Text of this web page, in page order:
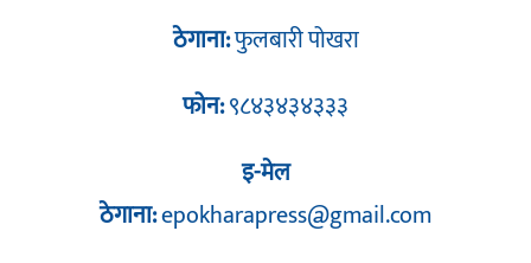
ठेगाना:फुलबारी पोखरा
फोन:९८४३४३४३३३
इ-मेल
ठेगाना:epokharapress@gmail.com